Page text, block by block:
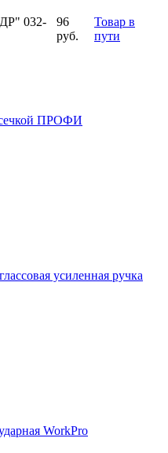
032-
96
руб.
Товар в
пути
ПРОФИ
усиленная ручка
WorkPro